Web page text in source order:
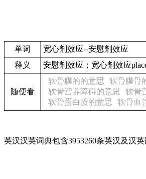
单词
宽心剂效应--安慰剂效应
释义
安慰剂效应；宽心剂效应
随便看
软骨膜的的意思 软骨膜骨
软骨营养障碍的意思
软骨
软骨蛋白质的意思
软骨血
英汉汉英词典包含3953260条英汉及汉